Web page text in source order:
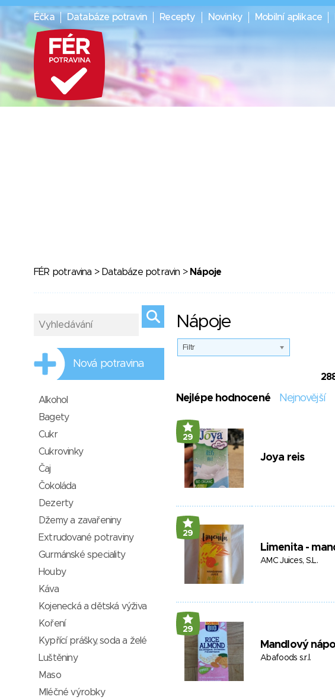
Éčka Databáze potravin Recepty Novinky Mobilní aplikace
FÉR potravina > Databáze potravin > Nápoje
Nápoje
Filtr
Nejlépe hodnocené Nejnovější
29
Joya reis
29
Limenita -
AMC Juices, S.L.
29
Mandlový
Abafoods s.r.l.
Nová potravina
Alkohol
Bagety
Cukr
Cukrovinky
Čaj
Čokoláda
Dezerty
Džemy a zavařeniny
Extrudované potraviny
Gurmánské speciality
Houby
Káva
Kojenecká a dětská výživa
Koření
Kypřící prášky, soda a želé
Luštěniny
Maso
Mléčné výrobky